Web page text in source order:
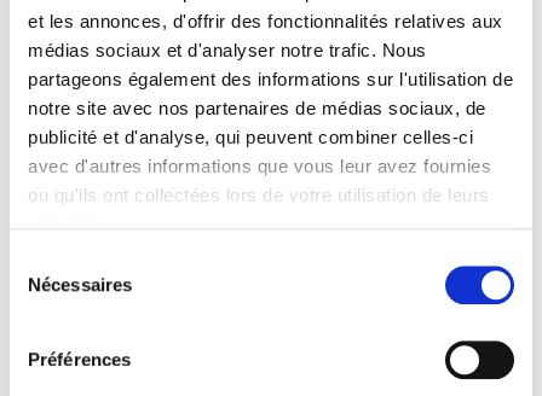
et les annonces, d'offrir des fonctionnalités relatives aux
médias sociaux et d'analyser notre trafic. Nous
partageons également des informations sur l'utilisation de
notre site avec nos partenaires de médias sociaux, de
publicité et d'analyse, qui peuvent combiner celles-ci
avec d'autres informations que vous leur avez fournies
ou qu'ils ont collectées lors de votre utilisation de leurs
Nécessaires
Préférences
Varia